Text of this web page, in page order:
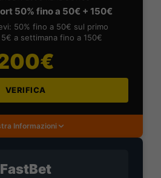
50% fino a 50€ + 150€
50% fino a 50€ sul primo
a settimana fino a 150€
VERIFICA
Informazioni
FastBet